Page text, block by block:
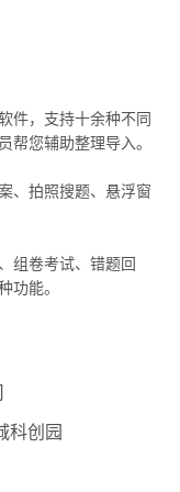
件，支持十余种不同
帮您辅助整理导入。
、拍照搜题、悬浮窗
组卷考试、错题回
功能。
科创园